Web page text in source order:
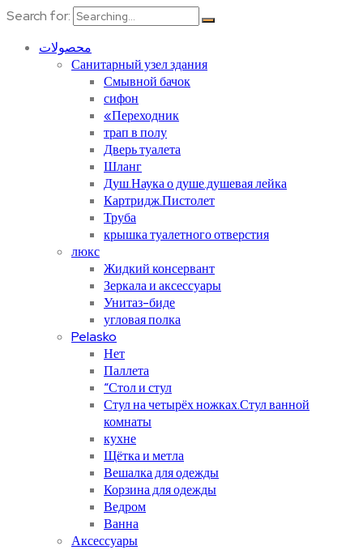
Search for:
محصولات
Санитарный узел здания
Смывной бачок
сифон
«Переходник
трап в полу
Дверь туалета
Шланг
Душ.Наука о душе.душевая лейка
Картридж.Пистолет
Труба
крышка туалетного отверстия
люкс
Жидкий консервант
Зеркала и аксессуары
Унитаз-биде
угловая полка
Pelasko
Нет
Паллета
“Стол и стул
Стул на четырёх ножках.Стул ванной
комнаты
кухне
Щётка и метла
Вешалка для одежды
Корзина для одежды
Ведром
Ванна
Аксессуары